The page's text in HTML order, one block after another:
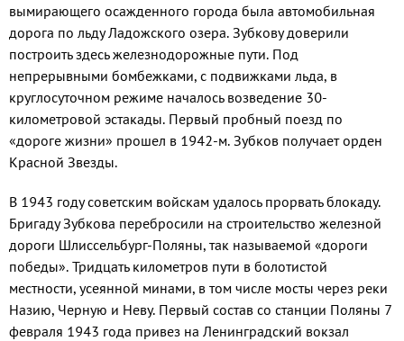
вымирающего осажденного города была автомобильная
дорога по льду Ладожского озера. Зубкову доверили
построить здесь железнодорожные пути. Под
непрерывными бомбежками, с подвижками льда, в
круглосуточном режиме началось возведение 30-
километровой эстакады. Первый пробный поезд по
«дороге жизни» прошел в 1942-м. Зубков получает орден
Красной Звезды.
В 1943 году советским войскам удалось прорвать блокаду.
Бригаду Зубкова перебросили на строительство железной
дороги Шлиссельбург-Поляны, так называемой «дороги
победы». Тридцать километров пути в болотистой
местности, усеянной минами, в том числе мосты через реки
Назию, Черную и Неву. Первый состав со станции Поляны 7
февраля 1943 года привез на Ленинградский вокзал